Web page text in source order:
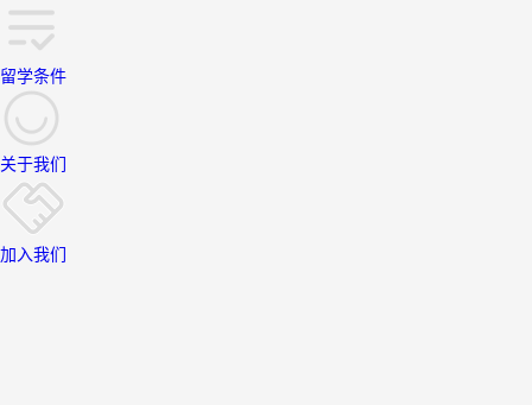
留学条件
关于我们
加入我们